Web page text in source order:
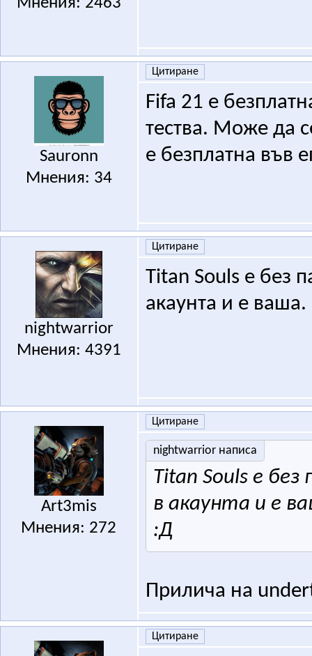
Sauronn
Мнения: 34
Цитиране
Fifa 21 е
тества. Може да
е безплатна във
nightwarrior
Мнения: 4391
Цитиране
Titan Souls e без
акаунта и е
Art3mis
Мнения: 272
Цитиране
nightwarrior написа
Titan Souls e
в акаунта и е
:Д
Прилича на
Цитиране